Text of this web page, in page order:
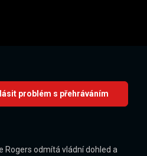
problém s přehráváním
Rogers odmítá vládní dohled a